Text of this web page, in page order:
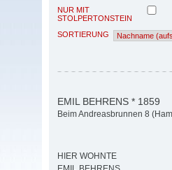
NUR MIT
STOLPERTONSTEIN
SORTIERUNG
EMIL BEHRENS * 1859
Beim Andreasbrunnen 8
HIER WOHNTE